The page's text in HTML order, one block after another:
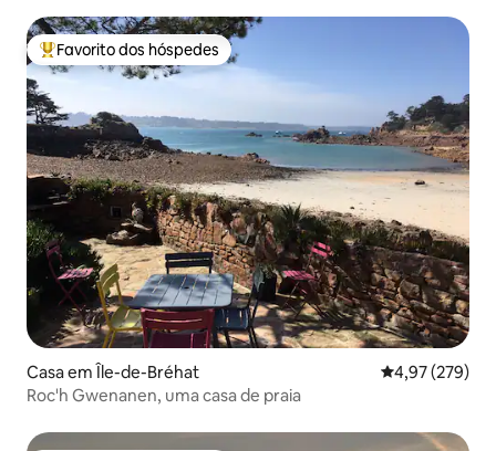
Favoritos dos hóspedes mais apreciados
Favorito dos hóspedes
Casa em Île-de-Bréhat Classificação
4,97 (279)
Roc'h Gwenanen, uma casa de praia